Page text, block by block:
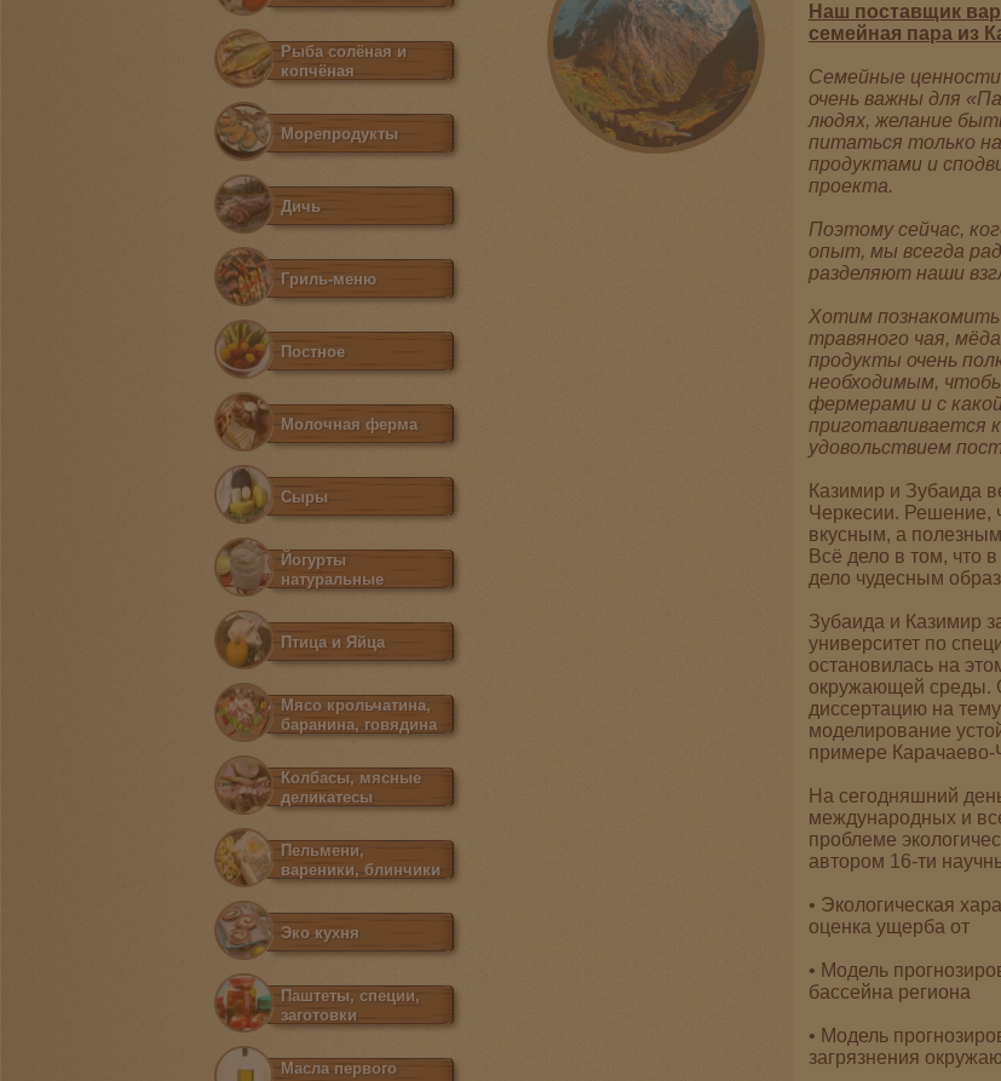
Наш поставщик
семейная пара из
Семейные ценности,
очень важны для
людях, желание
питаться только
продуктами и
проекта.
Поэтому сейчас,
опыт, мы всегда
разделяют наши
Хотим
травяного чая,
продукты очень
необходимым,
фермерами и с
приготавливается
удовольствием
Казимир и Зубаида
Черкесии. Решение,
вкусным, а
Всё дело в том, что
дело чудесным
Зубаида и Казимир
университет по
остановилась на
окружающей среды.
диссертацию на
моделирование
примере Карачаево-
На сегодняшний
международных и
проблеме
автором 16-ти
• Экологическая
оценка ущерба от
• Модель
бассейна региона
• Модель
загрязнения
Рыба солёная и
копчёная
Морепродукты
Дичь
Гриль-меню
Постное
Молочная ферма
Сыры
Йогурты
натуральные
Птица и Яйца
Мясо крольчатина,
баранина, говядина
Колбасы, мясные
деликатесы
Пельмени,
вареники, блинчики
Эко кухня
Паштеты, специи,
заготовки
Масла первого